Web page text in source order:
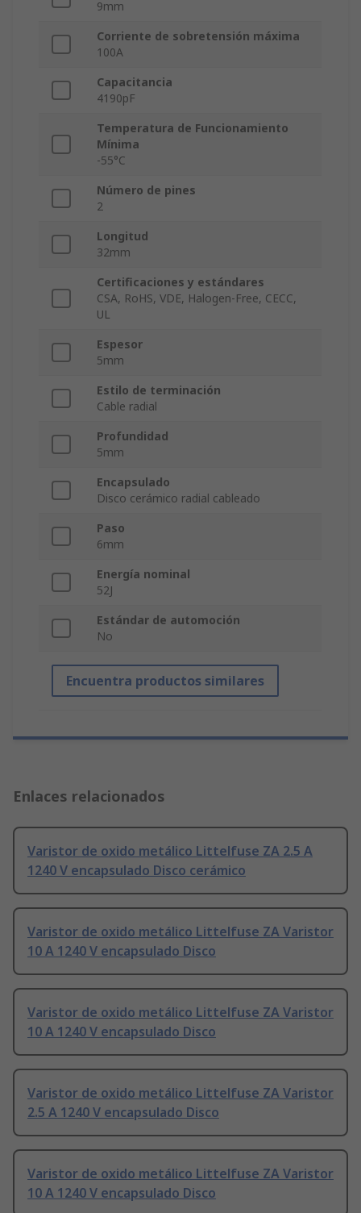
9mm
Corriente de sobretensión máxima
100A
Capacitancia
4190pF
Temperatura de Funcionamiento
Mínima
-55°C
Número de pines
2
Longitud
32mm
Certificaciones y estándares
CSA, RoHS, VDE, Halogen-Free, CECC,
UL
Espesor
5mm
Estilo de terminación
Cable radial
Profundidad
5mm
Encapsulado
Disco cerámico radial cableado
Paso
6mm
Energía nominal
52J
Estándar de automoción
No
Encuentra productos similares
Enlaces relacionados
Varistor de oxido metálico Littelfuse ZA 2.5 A
1240 V encapsulado Disco cerámico
Varistor de oxido metálico Littelfuse ZA Varistor
10 A 1240 V encapsulado Disco
Varistor de oxido metálico Littelfuse ZA Varistor
10 A 1240 V encapsulado Disco
Varistor de oxido metálico Littelfuse ZA Varistor
2.5 A 1240 V encapsulado Disco
Varistor de oxido metálico Littelfuse ZA Varistor
10 A 1240 V encapsulado Disco